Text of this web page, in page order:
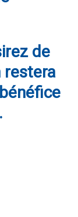
de
restera